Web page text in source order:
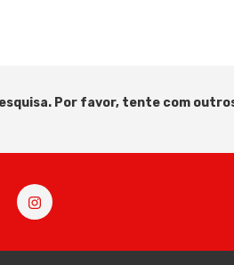
Por favor, tente com